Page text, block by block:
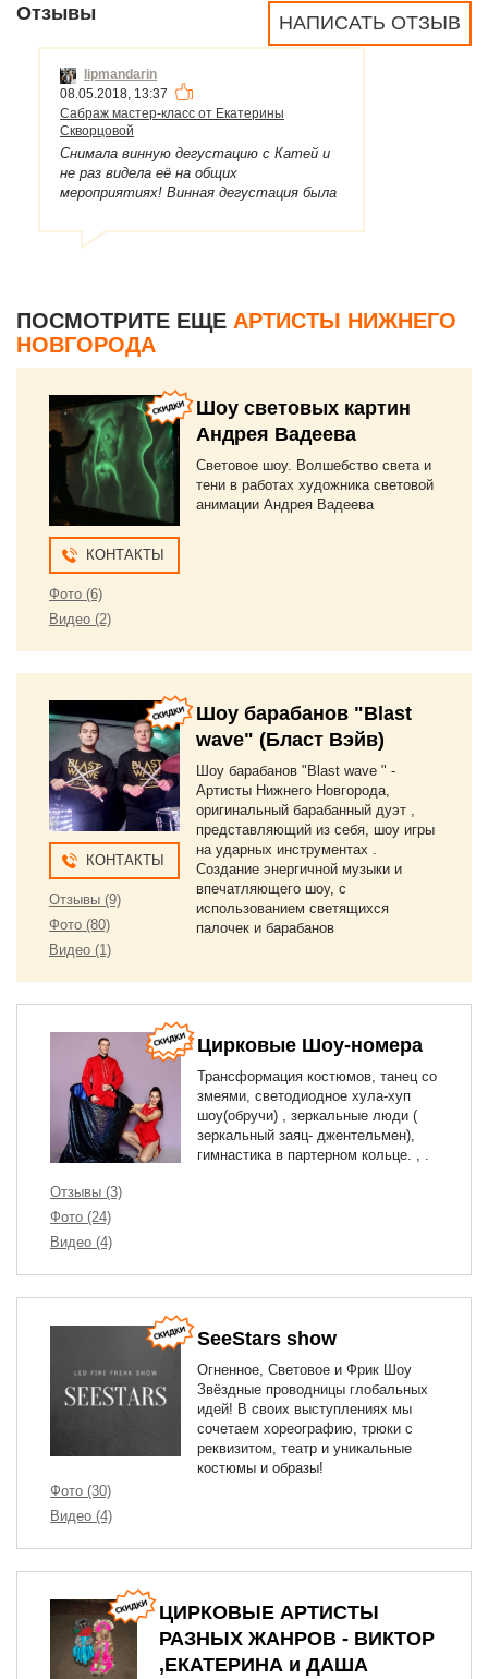
НАПИСАТЬ ОТЗЫВ
Отзывы
lipmandarin
08.05.2018, 13:37
Сабраж мастер-класс от Екатерины
Скворцовой
Снимала винную дегустацию с Катей и
не раз видела её на общих
мероприятиях! Винная дегустация была
в честь Нового Года. Катя рассказывала
про разные вина, которые поочередно
про айс вайн. А ещё Катя делает
классный сабраж — очень увлекательно
и впечатляюще выглядит. Главное,
успеть сфотографировать!
ПОСМОТРИТЕ ЕЩЕ АРТИСТЫ НИЖНЕГО
НОВГОРОДА
КОНТАКТЫ
Фото (6)
Видео (2)
Шоу световых картин
Андрея Вадеева
Световое шоу. Волшебство света и
тени в работах художника световой
анимации Андрея Вадеева
КОНТАКТЫ
Отзывы (9)
Фото (80)
Видео (1)
Шоу барабанов "Blast
wave" (Бласт Вэйв)
Шоу барабанов "Blast wave " -
Артисты Нижнего Новгорода,
оригинальный барабанный дуэт ,
представляющий из себя, шоу игры
на ударных инструментах .
Создание энергичной музыки и
впечатляющего шоу, с
использованием светящихся
палочек и барабанов
Отзывы (3)
Фото (24)
Видео (4)
Цирковые Шоу-номера
Трансформация костюмов, танец со
змеями, светодиодное хула-хуп
шоу(обручи) , зеркальные люди (
зеркальный заяц- джентельмен),
гимнастика в партерном кольце. , .
Фото (30)
Видео (4)
SeeStars show
Огненное, Световое и Фрик Шоу
Звёздные проводницы глобальных
идей! В своих выступлениях мы
сочетаем хореографию, трюки с
реквизитом, театр и уникальные
костюмы и образы!
ЦИРКОВЫЕ АРТИСТЫ
РАЗНЫХ ЖАНРОВ - ВИКТОР
,ЕКАТЕРИНА и ДАША